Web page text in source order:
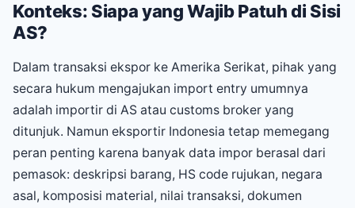
Konteks: Siapa yang Wajib Patuh di Sisi
AS?
Dalam transaksi ekspor ke Amerika Serikat, pihak yang
secara hukum mengajukan import entry umumnya
adalah importir di AS atau customs broker yang
ditunjuk. Namun eksportir Indonesia tetap memegang
peran penting karena banyak data impor berasal dari
pemasok: deskripsi barang, HS code rujukan, negara
asal, komposisi material, nilai transaksi, dokumen